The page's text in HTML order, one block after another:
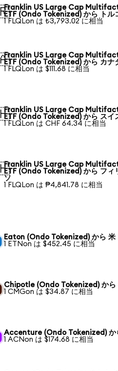
Franklin US Large Cap
ETF (Ondo Tokenized) から トル
1 FLQLon は ₺3,793.02 に相当
Franklin US Large Cap
ETF (Ondo Tokenized) から カナ
1 FLQLon は $111.68 に相当
Franklin US Large Cap
ETF (Ondo Tokenized) から スイ
1 FLQLon は CHF 64.34 に相当
Franklin US Large Cap
ETF (Ondo Tokenized) から フィ
ソ
1 FLQLon は ₱4,841.78 に相当
Eaton (Ondo Tokenized) から 米
1 ETNon は $452.45 に相当
Chipotle (Ondo Tokenized) から
1 CMGon は $34.87 に相当
Accenture (Ondo Tokenized) か
1 ACNon は $174.68 に相当